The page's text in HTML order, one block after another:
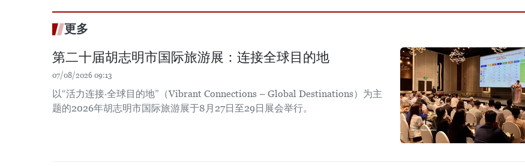
更多
第二十届胡志明市国际旅游展：连接全球目的地
07/08/2026 09:13
以“活力连接·全球目的地”（Vibrant Connections – Global Destinations）为主
题的2026年胡志明市国际旅游展于8月27日至29日展会举行。